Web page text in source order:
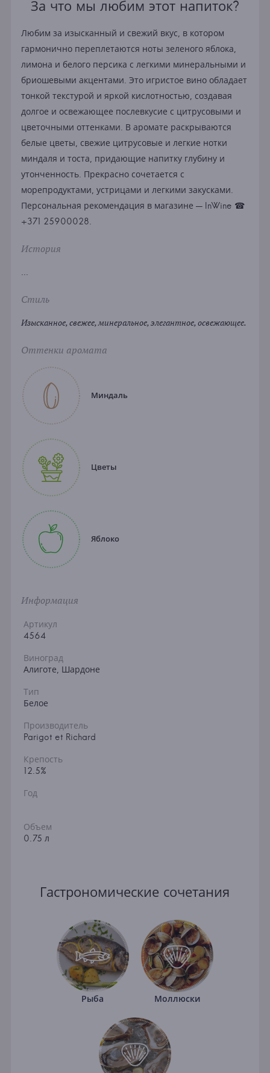
За что мы любим этот напиток?
Любим за изысканный и свежий вкус, в котором
гармонично переплетаются ноты зеленого яблока,
лимона и белого персика с легкими минеральными и
бриошевыми акцентами. Это игристое вино обладает
тонкой текстурой и яркой кислотностью, создавая
долгое и освежающее послевкусие с цитрусовыми и
цветочными оттенками. В аромате раскрываются
белые цветы, свежие цитрусовые и легкие нотки
миндаля и тоста, придающие напитку глубину и
утонченность. Прекрасно сочетается с
морепродуктами, устрицами и легкими закусками.
Персональная рекомендация в магазине — InWine ☎
+371 25900028.
История
...
Стиль
Изысканное, свежее, минеральное, элегантное, освежающее.
Оттенки аромата
Миндаль
Цветы
Яблоко
Информация
Артикул
4564
Виноград
Алиготе, Шардоне
Тип
Белое
Производитель
Parigot et Richard
Крепость
12.5%
Год
Объем
0.75 л
Гастрономические сочетания
Рыба Моллюски